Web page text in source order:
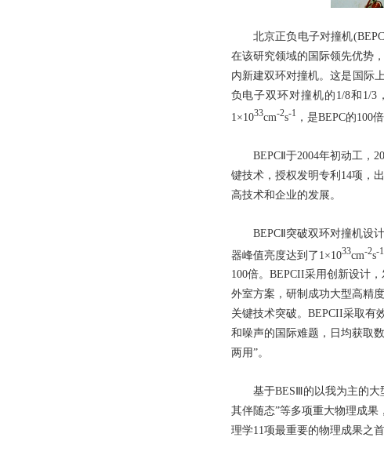
北京正负电子对撞机(BEPC)
在该研究领域的国际领先优势
内新建双环对撞机。这是国际
负电子双环对撞机的1/8和1/3
1×1033cm-2s-1 ，是BEPC的100
BEPCⅡ于2004年初动工，
键技术，授权发明专利14项，
高技术和企业的发展。
BEPCⅡ突破双环对撞机设计
器峰值亮度达到了1×1033cm-2s-1
100倍。BEPCII采用创新设计
外室方案，研制成功大型高精
关键技术突破。BEPCII采取有
和噪声的国际难题，日均获取
两用”。
基于BESⅢ的以我为主的大型
其伴随态”等多项重大物理成果
理学11项最重要的物理成果之首